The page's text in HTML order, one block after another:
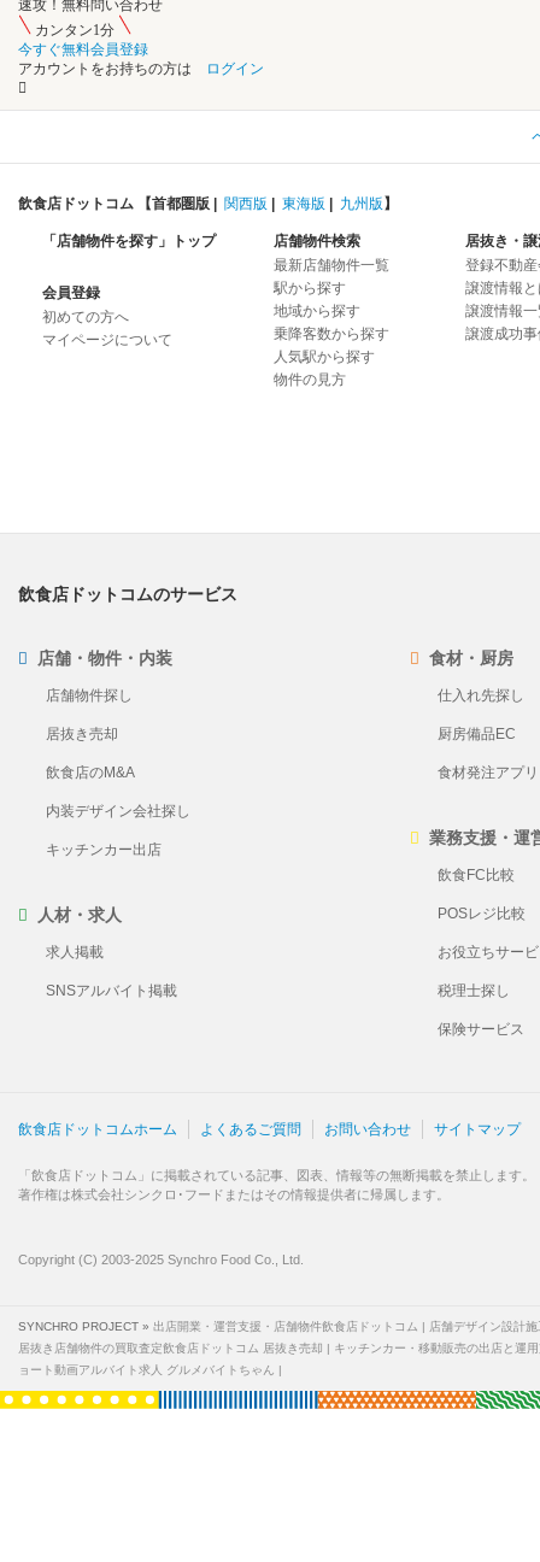
速攻！ 無料問い合わせ
カンタン1分
今すぐ無料会員登録
アカウントをお持ちの方は
ログイン
飲食店ドットコム 【首都圏版 関西版 東海版 九州版 】
「店舗物件を探す」トップ
会員登録
初めての方へ
マイページについて
店舗物件検索
最新店舗物件一覧
駅から探す
地域から探す
乗降客数から探す
人気駅から探す
物件の見方
居抜き・
登録不動
譲渡情報
譲渡情報
譲渡成功
飲食店ドットコムのサービス
店舗・物件・内装
店舗物件探し
居抜き売却
飲食店のM&A
内装デザイン会社探し
キッチンカー出店
人材・求人
求人掲載
SNSアルバイト掲載
食材・厨房
仕入れ先探し
厨房備品EC
食材発注アプ
業務支援・運
飲食FC比較
POSレジ比較
お役立ちサー
税理士探し
保険サービス
飲食店ドットコムホーム よくあるご質問 お問い合わせ サイトマップ
「飲食店ドットコム」に掲載されている記事、図表、情報等の無断掲載を禁止します。
著作権は株式会社シンクロ･フードまたはその情報提供者に帰属します。
Copyright (C) 2003-2025 Synchro Food Co., Ltd.
SYNCHRO PROJECT » 出店開業・運営支援・店舗物件飲食店ドットコム
店舗デザイン設計
居抜き店舗物件の買取査定飲食店ドットコム 居抜き売却
キッチンカー・移動販売の出店と運
ョート動画アルバイト求人 グルメバイトちゃん